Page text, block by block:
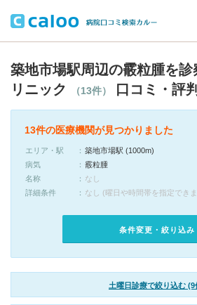
築地市場駅周辺の霰粒腫を診
リニック
（13件） 口コミ・評判
13件の医療機関が見つかりました
エリア・駅
築地市場駅 (1000m)
病気
霰粒腫
名称
なし
詳細条件
なし (曜日や時間帯を指定でき
条件変更・絞り込み
土曜日診療で絞り込む (9